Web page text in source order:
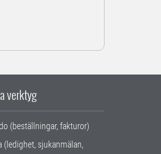
verktyg
(beställningar, fakturor)
(ledighet, sjukanmälan,